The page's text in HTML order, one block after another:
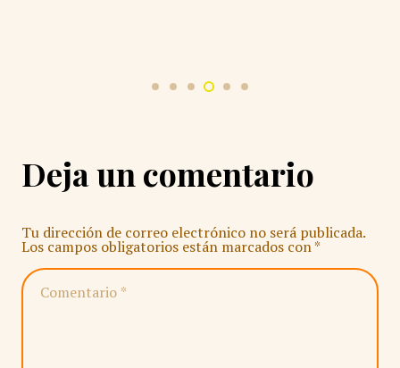
Deja un comentario
Tu dirección de correo electrónico no será publicada.
Los campos obligatorios están marcados con*